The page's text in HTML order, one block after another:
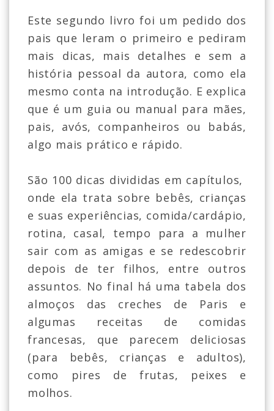
Este segundo livro foi um pedido dos
pais que leram o primeiro e pediram
mais dicas, mais detalhes e sem a
história pessoal da autora, como ela
mesmo conta na introdução. E explica
que é um guia ou manual para mães,
pais, avós, companheiros ou babás,
algo mais prático e rápido.
São 100 dicas divididas em capítulos,
onde ela trata sobre bebês, crianças
e suas experiências, comida/cardápio,
rotina, casal, tempo para a mulher
sair com as amigas e se redescobrir
depois de ter filhos, entre outros
assuntos. No final há uma tabela dos
almoços das creches de Paris e
algumas receitas de comidas
francesas, que parecem deliciosas
(para bebês, crianças e adultos),
como pires de frutas, peixes e
molhos.